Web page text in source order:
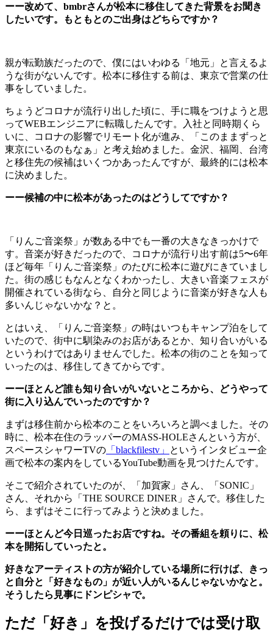
ーー改めて、bmbrさんが松本に移住してきた背景をお聞き
したいです。もともとのご出身はどちらですか？
親が転勤族だったので、僕にはいわゆる「地元」と言えるよ
うな街がないんです。松本に移住する前は、東京で営業の仕
事をしていました。
ちょうどコロナが流行り出した頃に、手に職をつけようと思
ってWEBエンジニアに転職したんです。入社と同時期くら
いに、コロナの影響でリモート化が進み、「このままずっと
東京にいるのもなぁ」と考え始めました。金沢、福岡、台湾
と移住先の候補はいくつかあったんですが、最終的には松本
に決めました。
ーー候補の中に松本があったのはどうしてですか？
「りんご音楽祭」が数ある中でも一番の大きなきっかけで
す。音楽が好きだったので、コロナが流行り出す前は5〜6年
ほど毎年「りんご音楽祭」のたびに松本に遊びにきていまし
た。街の感じもなんとなくわかったし、大きい音楽フェスが
開催されている街なら、自分と同じように音楽が好きな人も
多いんじゃないかな？と。
とはいえ、「りんご音楽祭」の時はいつもキャンプ泊をして
いたので、街中に馴染みのお店があるとか、知り合いがいる
というわけではありませんでした。松本の街のことを知って
いったのは、移住してきてからです。
ーーほとんど誰も知り合いがいないところから、どうやって
街に入り込んでいったのですか？
まずは移住前から松本のことをいろいろと調べました。その
時に、松本在住のラッパーのMASS-HOLEさんという方が、
スペースシャワーTVの 「blackfilestv」
というインタビュー企
画で松本の案内をしているYouTube動画を見つけたんです。
そこで紹介されていたのが、「加賀家」さん、「SONIC」
さん、それから「THE SOURCE DINER」さんで。移住した
ら、まずはそこに行ってみようと決めました。
ーーほとんど今日巡ったお店ですね。その番組を頼りに、松
本を開拓していったと。
好きなアーティストの方が紹介している場所に行けば、きっ
と自分と「好きなもの」が近い人がいるんじゃないかなと。
そうしたら見事にドンピシャで。
ただ「好き」を投げるだけでは受け取